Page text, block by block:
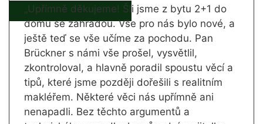
„Upřímně děkujeme! Šli jsme z bytu 2+1 do
domu se zahradou. Vše pro nás bylo nové, a
ještě teď se vše učíme za pochodu. Pan
Brückner s námi vše prošel, vysvětlil,
zkontroloval, a hlavně poradil spoustu věcí a
tipů, které jsme později dořešili s realitním
makléřem. Některé věci nás upřímně ani
nenapadli. Bez těchto argumentů a